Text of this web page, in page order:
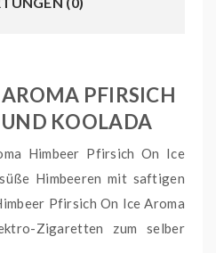
PFIRSICH
KOOLADA
Himbeer Pfirsich On Ice
Himbeeren mit saftigen
Pfirsich On Ice Aroma
Zigaretten zum selber